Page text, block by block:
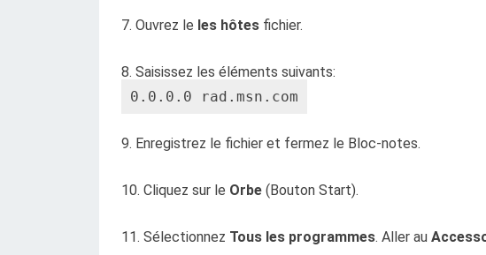
7. Ouvrez le les hôtes fichier.
8. Saisissez les éléments suivants:
0.0.0.0 rad.msn.com
9. Enregistrez le fichier et fermez le Bloc-notes.
10. Cliquez sur le Orbe (Bouton Start).
11. Sélectionnez Tous les programmes. Aller au